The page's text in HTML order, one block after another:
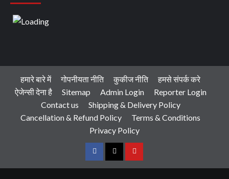
हमारे बारे में गोपनीयता नीति कुकीज नीति
हमसे संपर्क करे
ऐजेन्सी देना है
Sitemap Admin Login
Reporter Login
Contact us
Shipping & Delivery Policy
Cancellation & Refund Policy
Terms & Conditions
Privacy Policy
FacebookTwitterYoutube